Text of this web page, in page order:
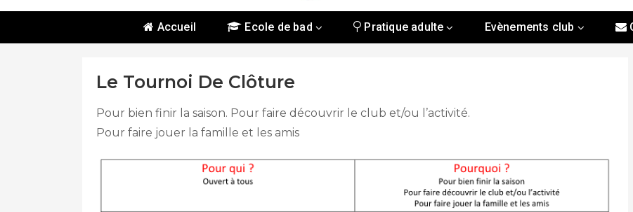
Accueil Ecole de bad Pratique adulte Evènements club
Le Tournoi De Clôture
Pour bien finir la saison. Pour faire découvrir le club et/ou l’activité.
Pour faire jouer la famille et les amis